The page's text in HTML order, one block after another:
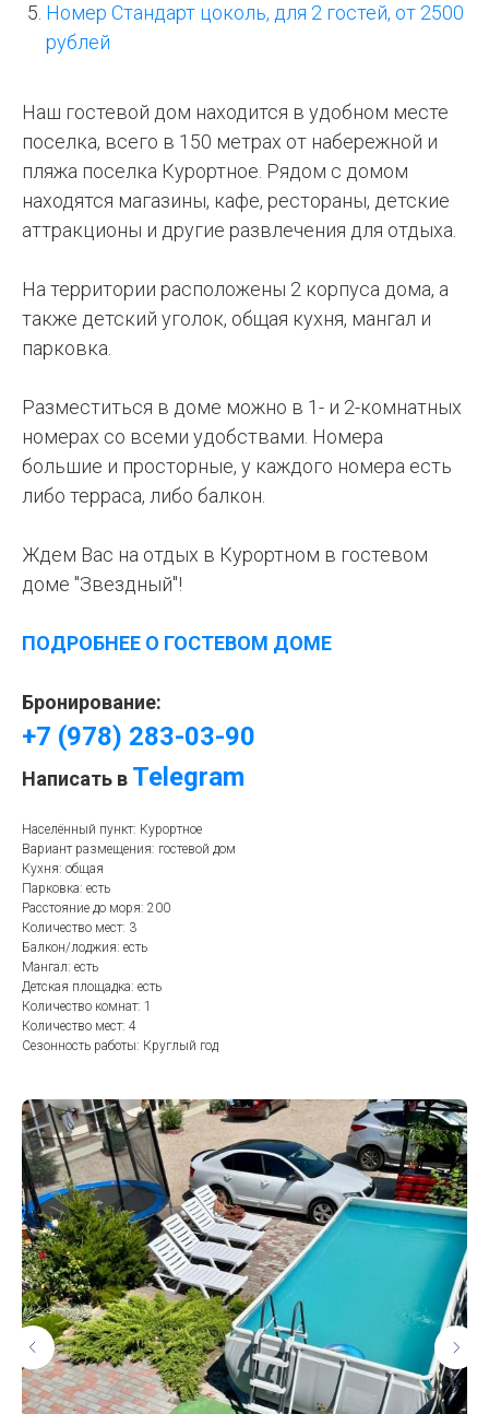
Номер Стандарт цоколь, для 2 гостей, от 2500
рублей
Наш гостевой дом находится в удобном месте
поселка, всего в 150 метрах от набережной и
пляжа поселка Курортное. Рядом с домом
находятся магазины, кафе, рестораны, детские
аттракционы и другие развлечения для отдыха.
На территории расположены 2 корпуса дома, а
также детский уголок, общая кухня, мангал и
парковка.
Разместиться в доме можно в 1- и 2-комнатных
номерах со всеми удобствами. Номера
большие и просторные, у каждого номера есть
либо терраса, либо балкон.
Ждем Вас на отдых в Курортном в гостевом
доме "Звездный"!
ПОДРОБНЕЕ О ГОСТЕВОМ ДОМЕ
Бронирование:
+7 (978) 283-03-90
Написать в Telegram
Населённый пункт: Курортное
Вариант размещения: гостевой дом
Кухня: общая
Парковка: есть
Расстояние до моря: 200
Количество мест: 3
Балкон/лоджия: есть
Мангал: есть
Детская площадка: есть
Количество комнат: 1
Количество мест: 4
Сезонность работы: Круглый год